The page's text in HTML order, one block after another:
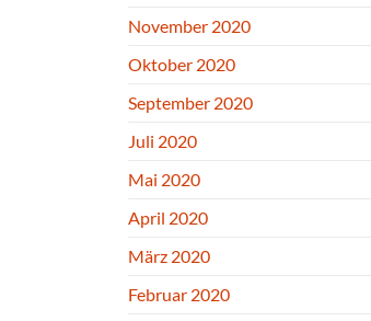
November 2020
Oktober 2020
September 2020
Juli 2020
Mai 2020
April 2020
März 2020
Februar 2020